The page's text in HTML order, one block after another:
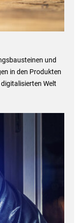
und
in den Produkten
Welt